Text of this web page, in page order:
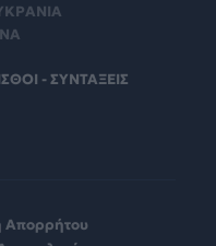
- ΣΥΝΤΑΞΕΙΣ
Απορρήτου